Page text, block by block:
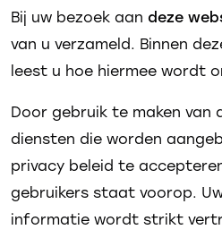
Bij uw bezoek aan deze
van u verzameld. Binnen
leest u hoe hiermee wordt
Door gebruik te maken van
diensten die worden
privacy beleid te
gebruikers staat voorop.
informatie wordt strikt